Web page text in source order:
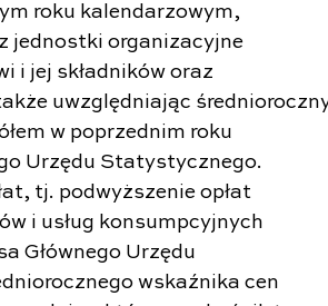
roku kalendarzowym,
jednostki organizacyjne
i jej składników oraz
uwzględniając
w poprzednim roku
Urzędu Statystycznego.
tj. podwyższenie opłat
i usług konsumpcyjnych
Głównego Urzędu
wskaźnika cen